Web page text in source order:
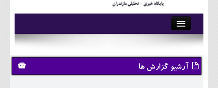
آرشیو
تماس با ما
وبلاگ
آرشیو گزارش ها